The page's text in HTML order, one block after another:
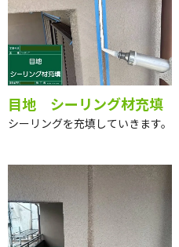
目地 シーリング材充填
シーリングを充填していきます。